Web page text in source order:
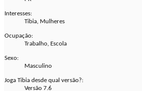
Interesses:
Tibia, Mulheres
Ocupação:
Trabalho, Escola
Sexo:
Masculino
Joga Tibia desde qual versão?:
Versão 7.6